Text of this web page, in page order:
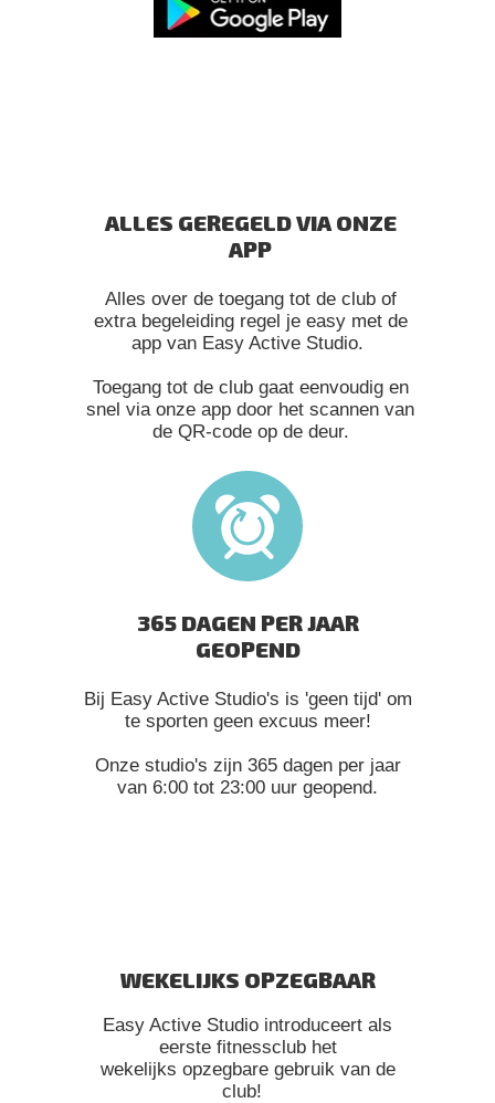
ALLES GEREGELD VIA ONZE
APP
Alles over de toegang tot de club of
extra begeleiding regel je easy met de
app van Easy Active Studio.
Toegang tot de club gaat eenvoudig en
snel via onze app door het scannen van
de QR-code op de deur.
365 DAGEN PER JAAR
GEOPEND
Bij Easy Active Studio's is 'geen tijd' om
te sporten geen excuus meer!
Onze studio's zijn 365 dagen per jaar
van 6:00 tot 23:00 uur geopend.
WEKELIJKS OPZEGBAAR
Easy Active Studio introduceert als
eerste fitnessclub het
wekelijks opzegbare gebruik van de
club!